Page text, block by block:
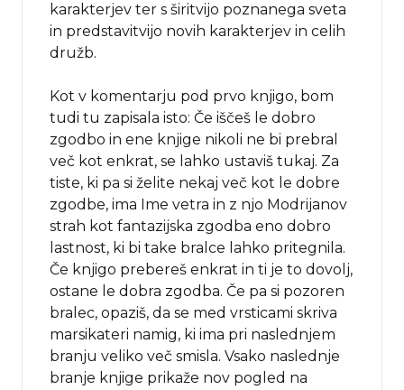
karakterjev ter s širitvijo poznanega sveta
in predstavitvijo novih karakterjev in celih
družb.
Kot v komentarju pod prvo knjigo, bom
tudi tu zapisala isto: Če iščeš le dobro
zgodbo in ene knjige nikoli ne bi prebral
več kot enkrat, se lahko ustaviš tukaj. Za
tiste, ki pa si želite nekaj več kot le dobre
zgodbe, ima Ime vetra in z njo Modrijanov
strah kot fantazijska zgodba eno dobro
lastnost, ki bi take bralce lahko pritegnila.
Če knjigo prebereš enkrat in ti je to dovolj,
ostane le dobra zgodba. Če pa si pozoren
bralec, opaziš, da se med vrsticami skriva
marsikateri namig, ki ima pri naslednjem
branju veliko več smisla. Vsako naslednje
branje knjige prikaže nov pogled na